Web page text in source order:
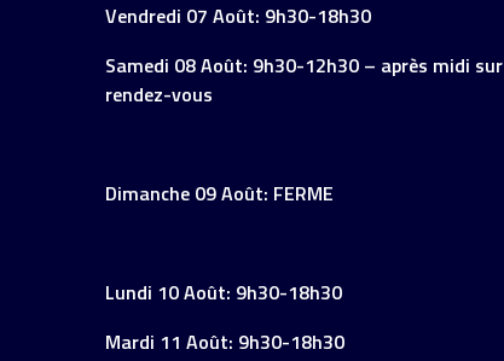
Vendredi 07 Août: 9h30-18h30
Samedi 08 Août: 9h30-12h30 – après midi sur
rendez-vous
Dimanche 09 Août: FERME
Lundi 10 Août: 9h30-18h30
Mardi 11 Août: 9h30-18h30